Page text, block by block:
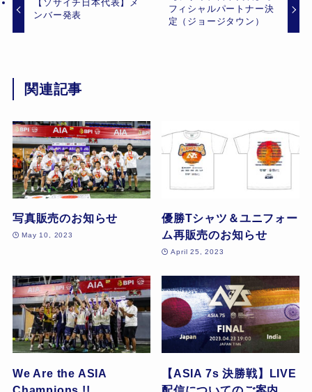
【ソサイチ日本代表】メ
ンバー発表
フィシャルパートナー決
定（ジョージタウン）
関連記事
写真販売のお知らせ
May 10, 2023
優勝Tシャツ＆ユニフォー
ム再販売のお知らせ
April 25, 2023
We Are the ASIA
【ASIA 7s 決勝戦】LIVE